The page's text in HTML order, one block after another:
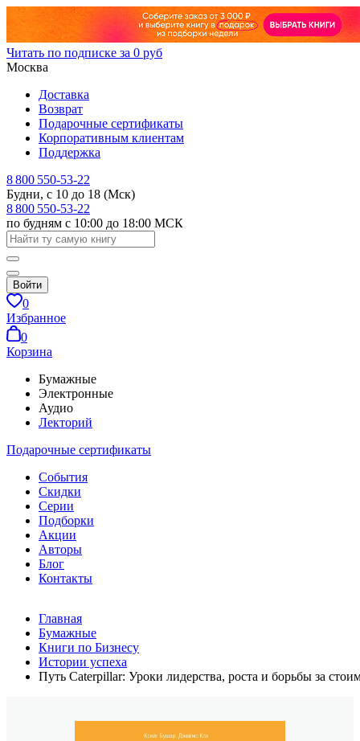
Читать по подписке за 0 руб
Москва
Доставка
Возврат
Подарочные сертификаты
Корпоративным клиентам
Поддержка
8 800 550-53-22
Будни, с 10 до 18 (Мск)
8 800 550-53-22
по будням с 10:00 до 18:00 МСК
Войти
0
Избранное
0
Корзина
Бумажные
Электронные
Аудио
Лекторий
Подарочные сертификаты
События
Скидки
Серии
Подборки
Акции
Авторы
Блог
Контакты
Главная
Бумажные
Книги по Бизнесу
Истории успеха
Путь Caterpillar: Уроки лидерства, роста и борьбы за